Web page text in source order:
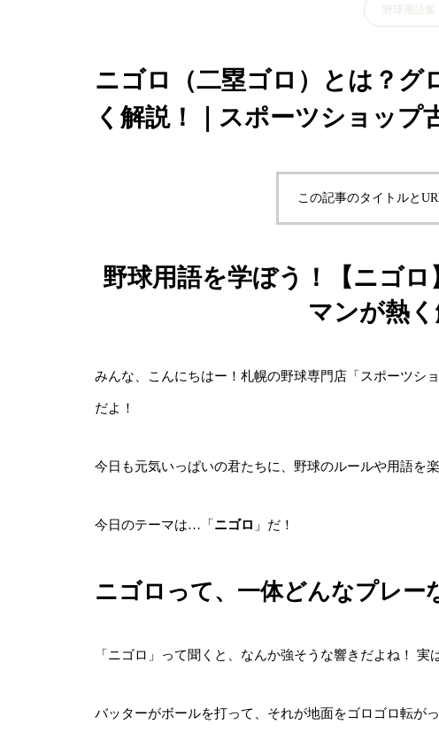
野球用語集
ニゴロ（二塁ゴロ）とは？グ
く解説！｜スポーツショップ
この記事のタイトルと
野球用語を学ぼう！【ニゴ
マンが熱く
みんな、こんにちはー！札幌の野球専門店「スポーツシ
だよ！
今日も元気いっぱいの君たちに、野球のルールや用語を
今日のテーマは…「 ニゴロ 」だ！
ニゴロって、一体どんなプレー
「ニゴロ」って聞くと、なんか強そうな響きだよね！ 実
バッターがボールを打って、それが地面をゴロゴロ転が